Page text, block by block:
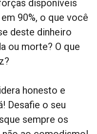
disponíveis
90%, o que você
deste dinheiro
ou morte? O que
honesto e
Desafie o seu
sempre os